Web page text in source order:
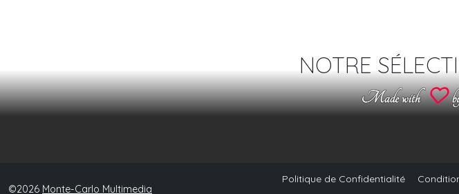
NOTRE
©2026 Monte-Carlo Multimedia
Politique de Confidentialité